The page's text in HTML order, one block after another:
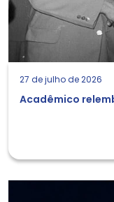
27 de julho de 2026
Acadêmico